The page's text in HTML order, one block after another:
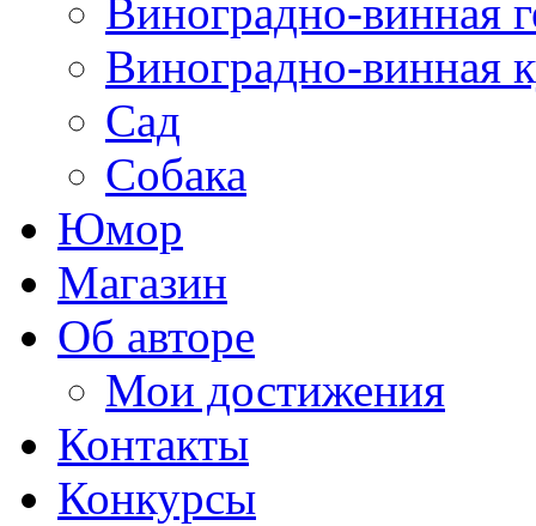
Виноградно-винная
Виноградно-винная
Сад
Собака
Юмор
Магазин
Об авторе
Мои достижения
Контакты
Конкурсы